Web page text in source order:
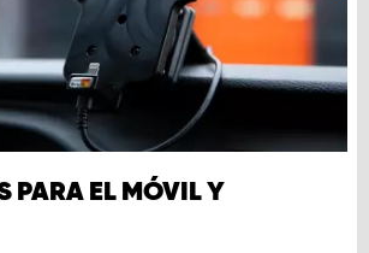
PARA EL MÓVIL Y